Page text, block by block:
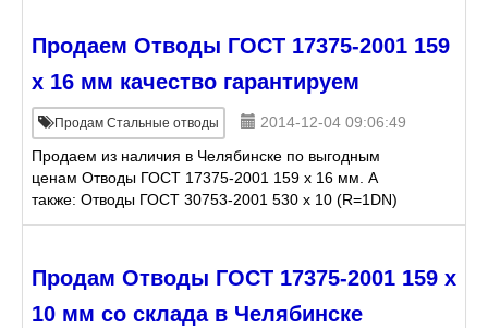
Продаем Отводы ГОСТ 17375-2001 159
х 16 мм качество гарантируем
Продам Стальные отводы
2014-12-04 09:06:49
Продаем из наличия в Челябинске по выгодным
ценам Отводы ГОСТ 17375-2001 159 х 16 мм. А
также: Отводы ГОСТ 30753-2001 530 х 10 (R=1DN)
мм Отводы ГОСТ 30753-2001 530 х 24 (R=1DN) мм
Продам Отводы ГОСТ 17375-2001 159 х
10 мм со склада в Челябинске